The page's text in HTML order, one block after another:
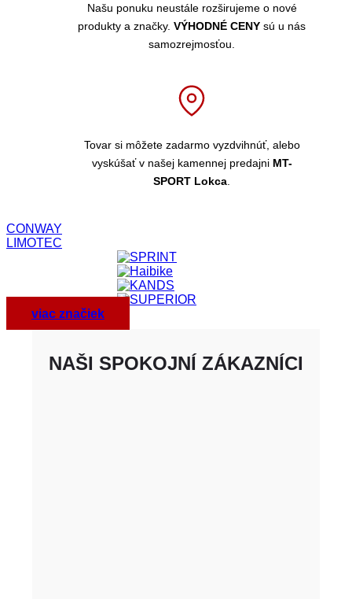
Našu ponuku neustále rozširujeme o nové
produkty a značky. VÝHODNÉ CENY sú u nás
samozrejmosťou.
Tovar si môžete zadarmo vyzdvihnúť, alebo
vyskúšať v našej kamennej predajni MT-
SPORT Lokca
CONWAY
LIMOTEC
viac značiek
NAŠI SPOKOJNÍ ZÁKAZNÍCI